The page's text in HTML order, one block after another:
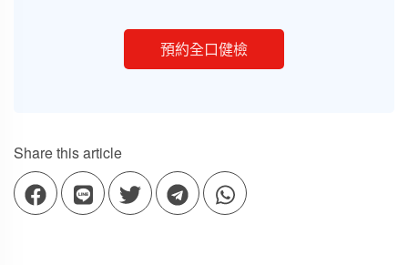
預約全口健檢
Share this article